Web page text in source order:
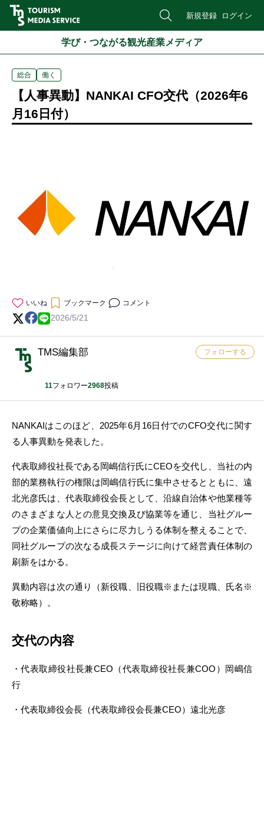
新規登録 ログイン
学び・つながる観光産業メディア
総合 働く
【人事異動】NANKAI CFO交代（2026年6
月16日付）
いいね ブックマーク コメント
2026/5/21
TMS編集部
11フォロワー2968投稿
フォローする
NANKAIはこのほど、2025年6月16日付でのCFO交代に関す
る人事異動を発表した。
代表取締役社長である岡嶋信行氏にCEOを交代し、当社の内
部的業務執行の権限は岡嶋信行氏に集中させるとともに、遠
北光彦氏は、代表取締役会長として、沿線自治体や他業種等
のさまざまな人との意見交換及び協業等を通じ、当社グルー
プの企業価値向上にさらに尽力しうる体制を整えることで、
同社グループの次なる成長ステージに向けて経営責任体制の
刷新をはかる。
異動内容は次の通り（新役職、旧役職※または現職、氏名※
敬称略）。
交代の内容
・代表取締役社長兼CEO（代表取締役社長兼COO）岡嶋信
行
・代表取締役会長（代表取締役会長兼CEO）遠北光彦